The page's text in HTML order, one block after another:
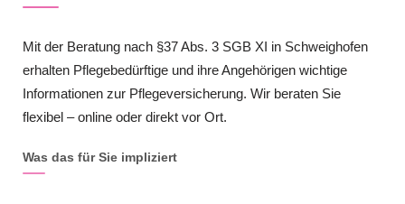
Mit der Beratung nach §37 Abs. 3 SGB XI in Schweighofen
erhalten Pflegebedürftige und ihre Angehörigen wichtige
Informationen zur Pflegeversicherung. Wir beraten Sie
flexibel – online oder direkt vor Ort.
Was das für Sie impliziert